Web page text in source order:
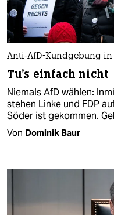
Anti-AfD-Kundgebung
Tu's einfach nicht
Niemals AfD wählen:
stehen Linke und FDP
Söder ist gekommen.
Von Dominik Baur